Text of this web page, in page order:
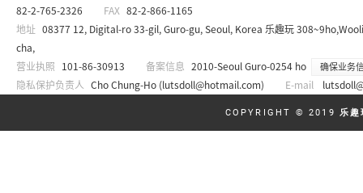
82-2-765-2326
FAX 82-2-866-1165
地址 08377 12, Digital-ro 33-gil, Guro-gu, Seoul, Korea 乐趣玩
cha,
营业执照 101-86-30913 备案信息 2010-Seoul Guro-0254 ho 确保业务
隐私保护负责人 Cho Chung-Ho (lutsdoll@hotmail.com) E-mail
COPYRIGHT © 2019乐